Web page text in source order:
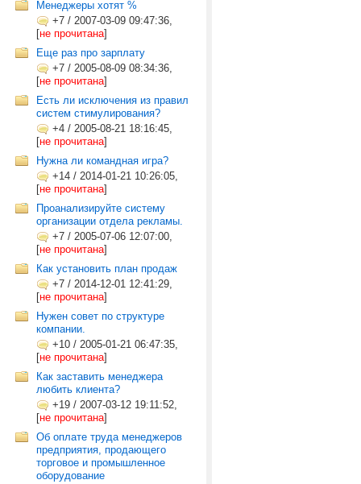
Менеджеры хотят %
+7 / 2007-03-09 09:47:36,
[не прочитана]
Еще раз про зарплату
+7 / 2005-08-09 08:34:36,
[не прочитана]
Есть ли исключения из правил
систем стимулирования?
+4 / 2005-08-21 18:16:45,
[не прочитана]
Нужна ли командная игра?
+14 / 2014-01-21 10:26:05,
[не прочитана]
Проанализируйте систему
организации отдела рекламы.
+7 / 2005-07-06 12:07:00,
[не прочитана]
Как установить план продаж
+7 / 2014-12-01 12:41:29,
[не прочитана]
Нужен совет по структуре
компании.
+10 / 2005-01-21 06:47:35,
[не прочитана]
Как заставить менеджера
любить клиента?
+19 / 2007-03-12 19:11:52,
[не прочитана]
Об оплате труда менеджеров
предприятия, продающего
торговое и промышленное
оборудование